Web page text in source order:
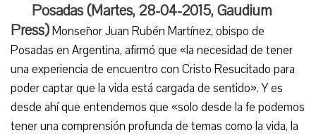
Posadas (Martes, 28-04-2015, Gaudium
Press)Monseñor Juan Rubén Martínez, obispo de
Posadas en Argentina, afirmó que «la necesidad de tener
una experiencia de encuentro con Cristo Resucitado para
poder captar que la vida está cargada de sentido». Y es
desde ahí que entendemos que «solo desde la fe podemos
tener una comprensión profunda de temas como la vida, la